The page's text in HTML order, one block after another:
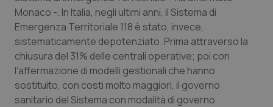
Molise
Piemonte
Provincia Autonoma di Bolzano
Provincia Autonoma di Trento
Epatiti
HIV
Infezioni & Febbre
Ipertensione & Scompenso
Monaco -. In Italia, negli ultimi anni, il Sistema di
Emergenza Territoriale 118 è stato, invece,
sistematicamente depotenziato. Prima attraverso la
chiusura del 31% delle centrali operative; poi con
l’affermazione di modelli gestionali che hanno
sostituito, con costi molto maggiori, il governo
sanitario del Sistema con modalità di governo